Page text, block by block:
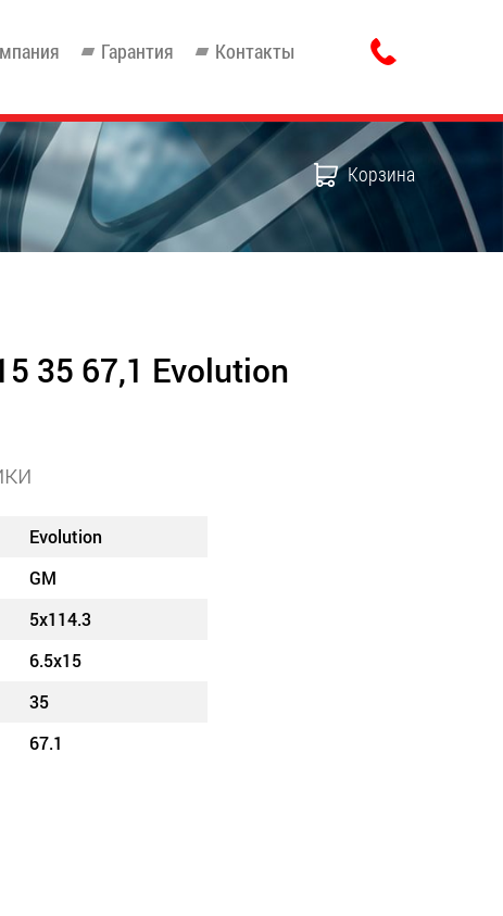
Гарантия Контакты
Корзина
35 67,1 Evolution
Evolution
GM
5x114.3
6.5x15
35
67.1